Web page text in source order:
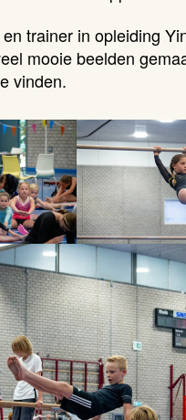
trainer in opleiding
mooie beelden
vinden.